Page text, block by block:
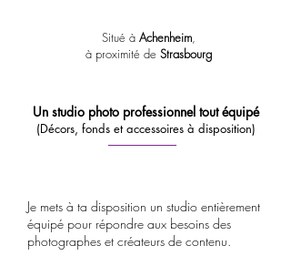
plus créative.
jusqu’à trois personnes maximum, soit
un photographe et deux modèles, afin
de garantir un confort de travail
Location à l’heure
Situé à Achenheim,
à proximité de Strasbourg
Un studio photo professionnel tout équipé
(Décors, fonds et accessoires à disposition)
Je mets à ta disposition un studio entièrement
équipé pour répondre aux besoins des
photographes et créateurs de contenu.